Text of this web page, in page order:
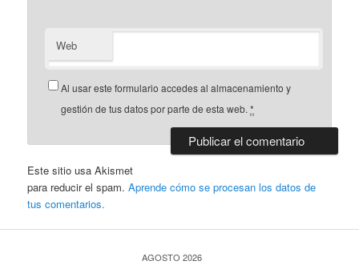
Web
Al usar este formulario accedes al almacenamiento y
gestión de tus datos por parte de esta web.*
Este sitio usa Akismet
para reducir el spam.Aprende cómo se procesan los datos de
tus comentarios.
AGOSTO 2026